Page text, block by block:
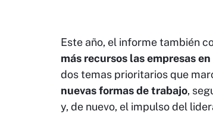
Este año, el informe también
más recursos las empresas
dos temas prioritarios que
nuevas formas de trabajo,
y, de nuevo, el impulso del